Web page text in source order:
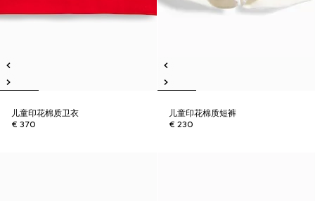
儿童印花棉质卫衣
€ 370
儿童印花棉质短裤
€ 230